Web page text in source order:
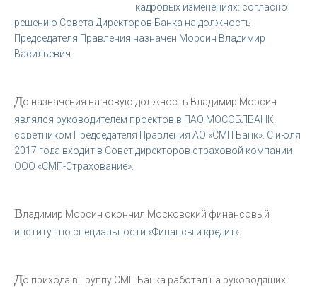
кадровых изменениях: согласно
решению Совета Директоров Банка на должность
Председателя Правления назначен Морсин Владимир
Васильевич.
До назначения на новую должность Владимир Морсин
являлся руководителем проектов в ПАО МОСОБЛБАНК,
советником Председателя Правления АО «СМП Банк». С июля
2017 года входит в Совет директоров страховой компании
ООО «СМП-Страхование».
Владимир Морсин окончил Московский финансовый
институт по специальности «Финансы и кредит».
До прихода в Группу СМП Банка работал на руководящих